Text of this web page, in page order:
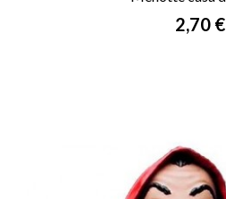
Prix
2,70 €